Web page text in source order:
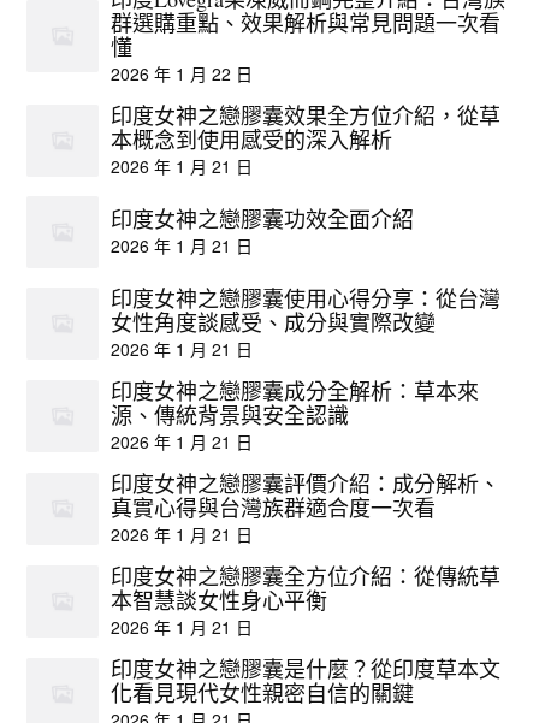
群選購重點、效果解析與常見問題一次看
懂
2026 年 1 月 22 日
印度女神之戀膠囊效果全方位介紹，從草
本概念到使用感受的深入解析
2026 年 1 月 21 日
印度女神之戀膠囊功效全面介紹
2026 年 1 月 21 日
印度女神之戀膠囊使用心得分享：從台灣
女性角度談感受、成分與實際改變
2026 年 1 月 21 日
印度女神之戀膠囊成分全解析：草本來
源、傳統背景與安全認識
2026 年 1 月 21 日
印度女神之戀膠囊評價介紹：成分解析、
真實心得與台灣族群適合度一次看
2026 年 1 月 21 日
印度女神之戀膠囊全方位介紹：從傳統草
本智慧談女性身心平衡
2026 年 1 月 21 日
印度女神之戀膠囊是什麼？從印度草本文
化看見現代女性親密自信的關鍵